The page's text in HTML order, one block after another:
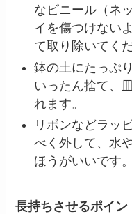
なビニール（ネ
イを傷つけない
て取り除いてく
鉢の土にたっぷ
いったん捨て、
れます。
リボンなどラッ
べく外して、水
ほうがいいです。
長持ちさせるポイン